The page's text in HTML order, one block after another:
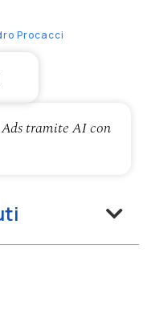
Procacci
tramite AI con